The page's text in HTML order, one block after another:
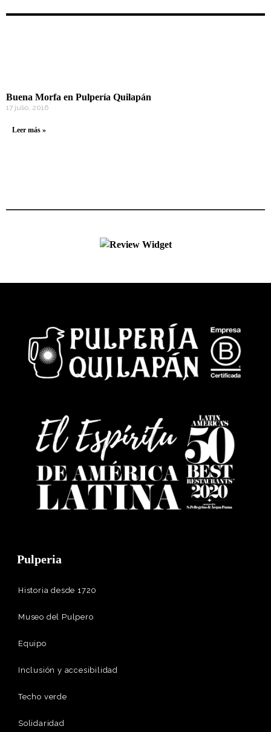
Buena Morfa en Pulpería Quilapán
17 julio, 2016
Leer más »
Pulperia
Historia desde 1720
Museo del Pulpero
Equipo
Inclusión y accesibilidad
Techo verde
Solidaridad